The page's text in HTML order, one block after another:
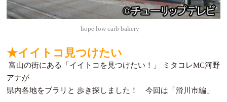
hope low carb bakery
★イイトコ見つけたい
富山の街にある「イイトコを見つけたい！」 ミタコレMC河野
アナが
県内各地をブラリと 歩き探しました！ 今回は「滑川市編」